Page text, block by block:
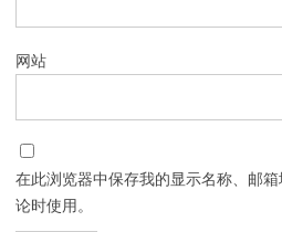
网站
在此浏览器中保存我的显示名称、邮
论时使用。